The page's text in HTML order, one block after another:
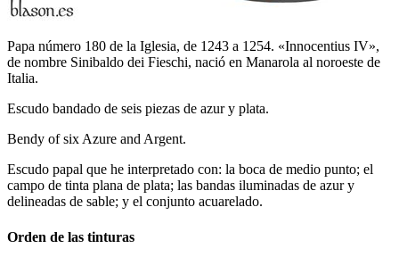
Papa número 180 de la Iglesia, de 1243 a 1254. «Innocentius IV»,
de nombre Sinibaldo dei Fieschi, nació en Manarola al noroeste de
Italia.
Escudo bandado de seis piezas de azur y plata.
Bendy of six Azure and Argent.
Escudo papal que he interpretado con: la boca de medio punto; el
campo de tinta plana de plata; las bandas iluminadas de azur y
delineadas de sable; y el conjunto acuarelado.
Orden de las tinturas